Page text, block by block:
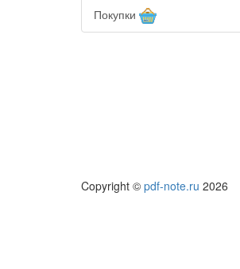
Покупки
Copyright © pdf-note.ru 2026